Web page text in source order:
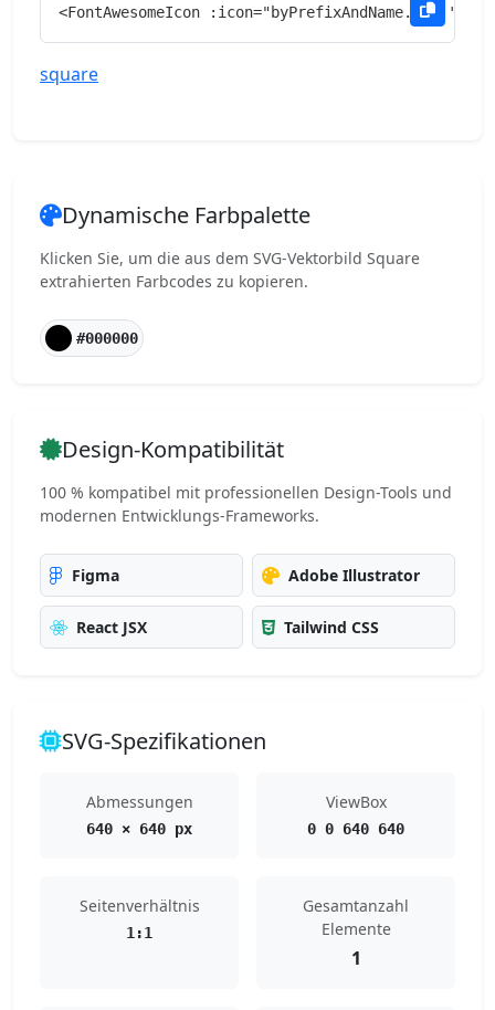
<FontAwesomeIcon
square
Dynamische Farbpalette
Klicken Sie, um die aus dem SVG-Vektorbild Square
extrahierten Farbcodes zu kopieren.
#000000
Design-Kompatibilität
100 % kompatibel mit professionellen Design-Tools und
modernen Entwicklungs-Frameworks.
Figma Adobe Illustrator
React JSX Tailwind CSS
SVG-Spezifikationen
Abmessungen
640 × 640 px
ViewBox
0 0 640 640
Seitenverhältnis
1:1
Gesamtanzahl
Elemente
1